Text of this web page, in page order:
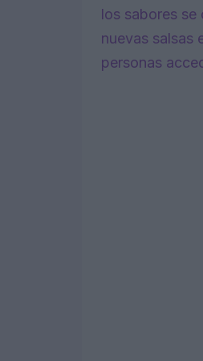
los sabores
nuevas salsas
personas